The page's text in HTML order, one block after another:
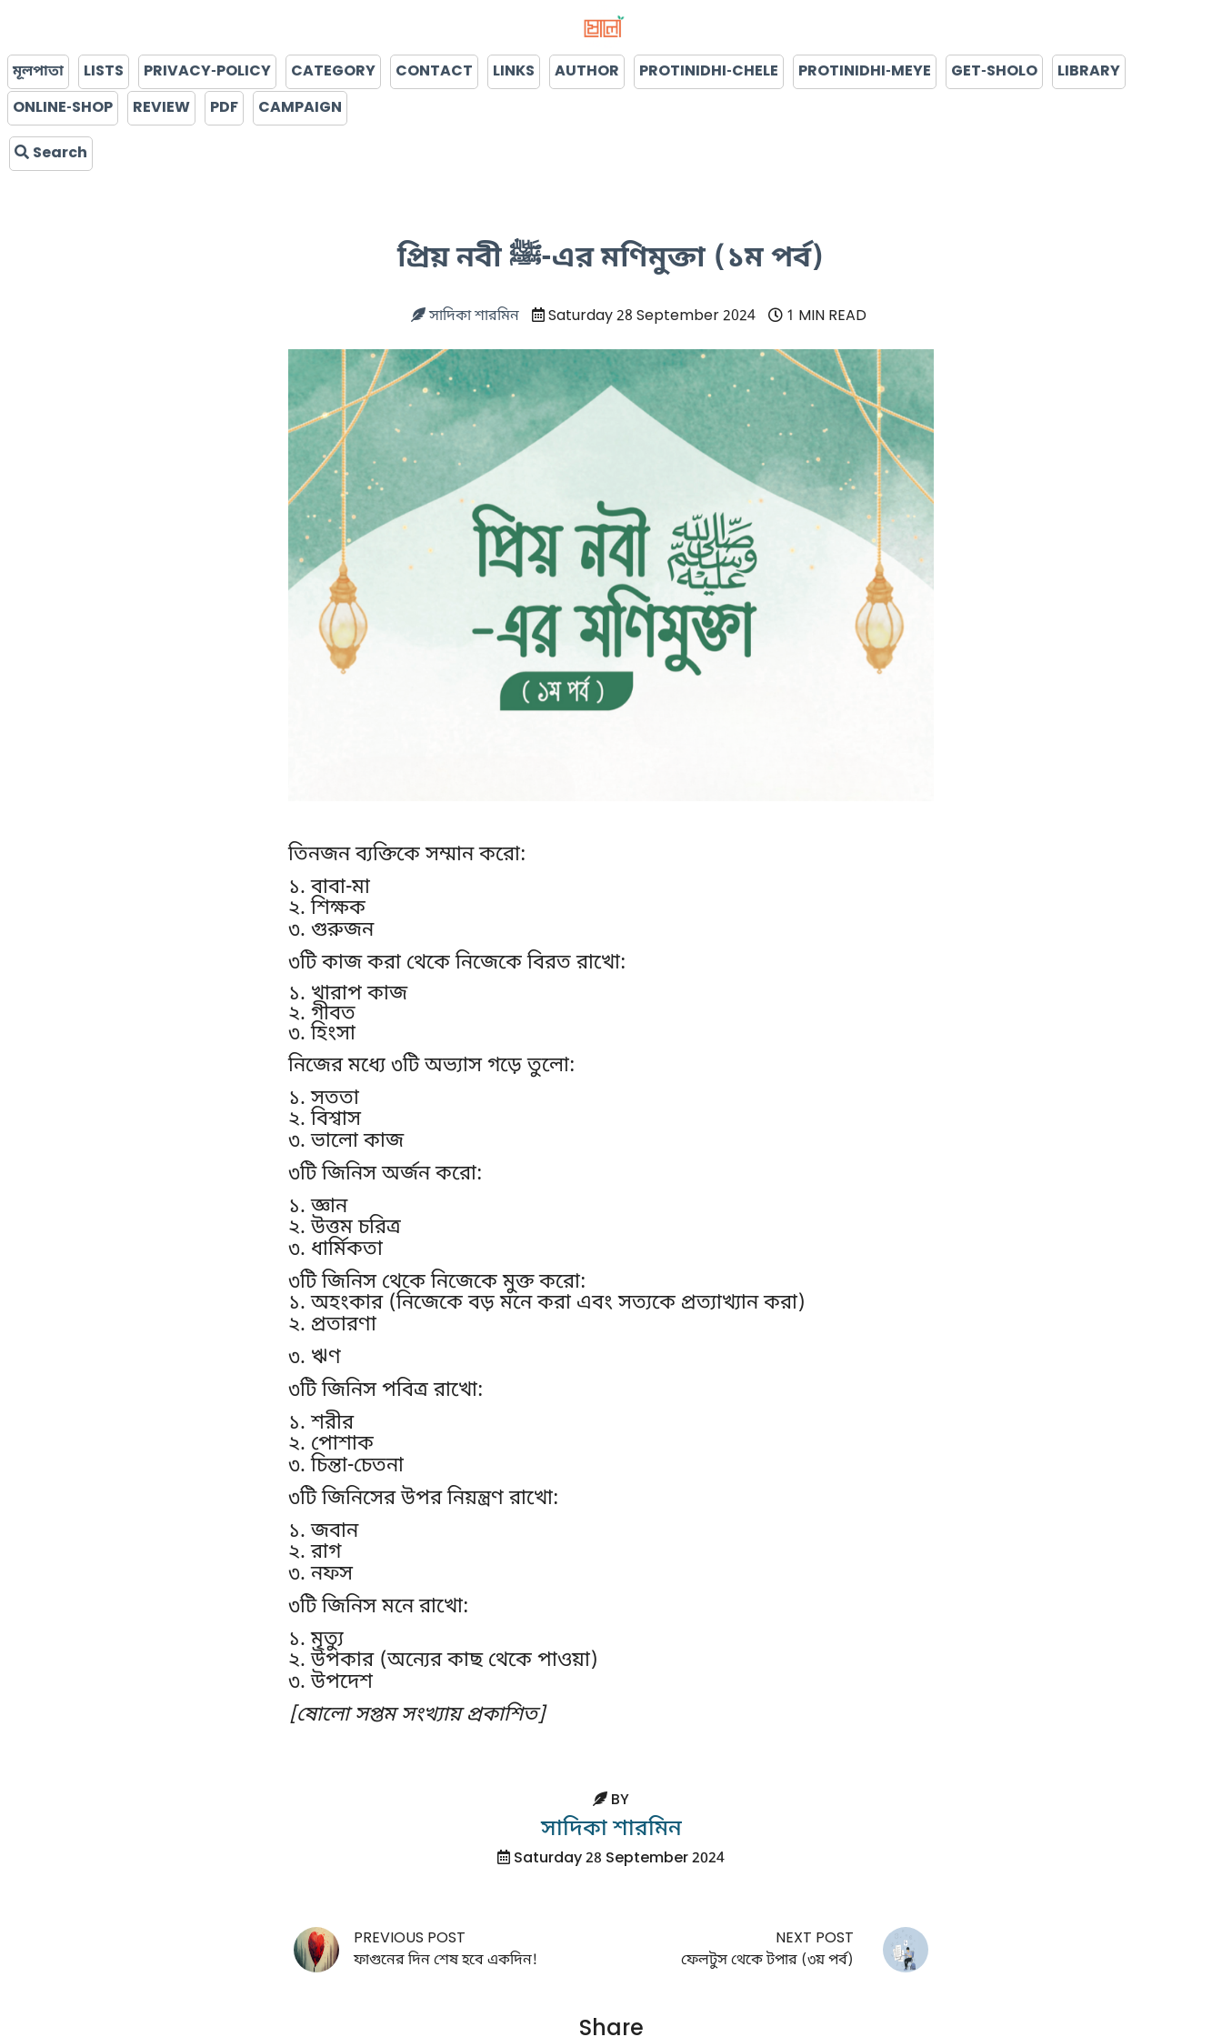
মূলপাতা LISTS PRIVACY-POLICY CATEGORY CONTACT LINKS AUTHOR PROTINIDHI-CHELE PROTINIDHI-MEYE GET-SHOLO
LIBRARY
ONLINE-SHOP
REVIEW PDF CAMPAIGN
Search
প্রিয় নবী ﷺ-এর মণিমুক্তা (১ম পর্ব)
সাদিকা শারমিন Saturday 28 September 2024 1 MIN READ
তিনজন ব্যক্তিকে সম্মান করো:
১. বাবা-মা
২. শিক্ষক
৩. গুরুজন
৩টি কাজ করা থেকে নিজেকে বিরত রাখো:
১. খারাপ কাজ
২. গীবত
৩. হিংসা
নিজের মধ্যে ৩টি অভ্যাস গড়ে তুলো:
১. সততা
২. বিশ্বাস
৩. ভালো কাজ
৩টি জিনিস অর্জন করো:
১. জ্ঞান
২. উত্তম চরিত্র
৩. ধার্মিকতা
৩টি জিনিস থেকে নিজেকে মুক্ত করো:
১. অহংকার (নিজেকে বড় মনে করা এবং সত্যকে প্রত্যাখ্যান করা)
২. প্রতারণা
৩. ঋণ
৩টি জিনিস পবিত্র রাখো:
১. শরীর
২. পোশাক
৩. চিন্তা-চেতনা
৩টি জিনিসের উপর নিয়ন্ত্রণ রাখো:
১. জবান
২. রাগ
৩. নফস
৩টি জিনিস মনে রাখো:
১. মৃত্যু
২. উপকার (অন্যের কাছ থেকে পাওয়া)
৩. উপদেশ
[ষোলো সপ্তম সংখ্যায় প্রকাশিত]
BY
সাদিকা শারমিন
Saturday 28 September 2024
PREVIOUS POST
ফাগুনের দিন শেষ হবে একদিন!
NEXT POST
ফেলটুস থেকে টপার (৩য় পর্ব)
Share